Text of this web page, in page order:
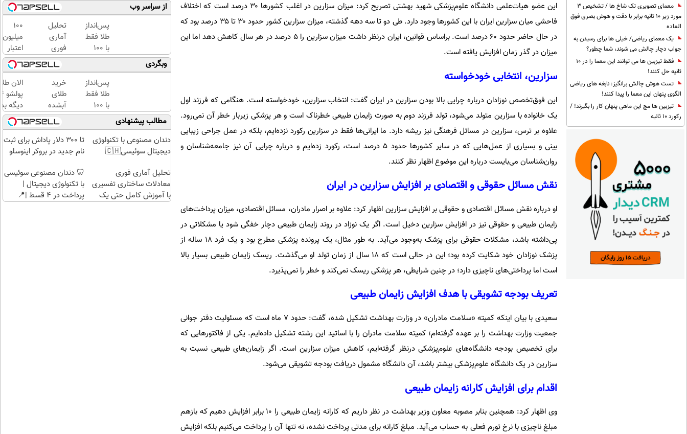
معمای تصویری تک شاخ ها / تشخیص 3
مورد زیر 10 ثانیه برابر با دقت و هوش بصری فوق
العاده
یک معمای ریاضی/ خیلی ها برای رسیدن به
جواب دچار چالش می شوند، شما چطور؟
فقط تیزبین ها می توانند این معما را در 10
ثانیه حل کنند!
تست هوش چالش برانگیز: نابغه های ریاضی
الگوی پنهان این معما را پیدا کنند!
تیزبین ها مچ این ماهی پنهان کار را بگیرند! /
رکورد 10 ثانیه
این عضو هیات‌علمی دانشگاه علوم‌پزشکی شهید بهشتی تصریح کرد: میزان سزارین در اغلب کشورها ۳۰ درصد است که اختلاف
فاحشی میان سزارین ایران با این کشورها وجود دارد. طی دو تا سه دهه گذشته، میزان سزارین کشور حدود ۳۰ تا ۳۵ درصد بود که
در حال حاضر حدود ۶۰ درصد است. براساس قوانین، ایران درنظر داشت میزان سزارین را ۵ درصد در هر سال کاهش دهد اما این
میزان در گذر زمان افزایش یافته است.
سزارین، انتخابی خودخواسته
این فوق‌تخصص نوزادان درباره چرایی بالا بودن سزارین در ایران گفت: انتخاب سزارین، خودخواسته است. هنگامی که فرزند اول
یک خانواده با سزارین متولد می‌شود، تولد فرزند دوم به صورت زایمان طبیعی خطرناک است و هر پزشکی زیربار خطر آن نمی‌رود.
علاوه بر ترس، سزارین در مسائل فرهنگی نیز ریشه‌ دارد. ما ایرانی‌ها فقط در سزارین رکورد نزده‌ایم، بلکه در عمل جراحی زیبایی
بینی و بسیاری از عمل‌هایی که در سایر کشورها حدود ۵ درصد است، رکورد زده‌ایم و درباره چرایی آن نیز جامعه‌شناسان و
روان‌شناسان می‌بایست درباره این موضوع اظهار نظر کنند.
نقش مسائل حقوقی و اقتصادی بر افزایش سزارین در ایران
او درباره نقش مسائل اقتصادی و حقوقی بر افزایش سزارین اظهار کرد: علاوه بر اصرار مادران، مسائل اقتصادی، میزان پرداخت‌های
زایمان طبیعی و حقوقی نیز در افزایش سزارین دخیل است. اگر یک نوزاد در روند زایمان طبیعی دچار خفگی شود یا مشکلاتی در
پی‌داشته باشد، مشکلات حقوقی برای پزشک به‌وجود می‌آید. به طور مثال، یک پرونده پزشکی مطرح بود و یک فرد ۱۸ ساله از
پزشک نوزادان خود شکایت کرده بود؛ این در حالی است که ۱۸ سال از زمان تولد او می‌گذشت. ریسک زایمان طبیعی بسیار بالا
است اما پرداختی‌های ناچیزی دارد؛ در چنین شرایطی، هر پزشکی ریسک نمی‌کند و خطر را نمی‌پذیرد.
تعریف بودجه تشویقی با هدف افزایش زایمان طبیعی
سعیدی با بیان اینکه کمیته «سلامت مادران» در وزارت بهداشت تشکیل شده، گفت: حدود ۷ ماه است که مسئولیت دفتر جوانی
جمعیت وزارت بهداشت را بر عهده گرفته‌ام؛ کمیته سلامت مادران را با اساتید این رشته تشکیل داده‌ایم. یکی از فاکتورهایی که
برای تخصیص بودجه دانشگاه‌های علوم‌پزشکی درنظر گرفته‌ایم، کاهش میزان سزارین است. اگر زایمان‌های طبیعی نسبت به
سزارین در یک دانشگاه علوم‌پزشکی بیشتر باشد، آن دانشگاه مشمول دریافت بودجه تشویقی می‌شود.
اقدام برای افزایش کارانه زایمان طبیعی
وی اظهار کرد: همچنین بنابر مصوبه معاون وزیر بهداشت در نظر داریم که کارانه زایمان طبیعی را ۱۰ برابر افزایش دهیم که بازهم
مبلغ ناچیزی با نرخ تورم فعلی به حساب می‌آید. مبلغ کارانه برای مدتی پرداخت نشده، نه تنها آن را پرداخت می‌کنیم بلکه افزایش
از سراسر وب
پس‌انداز
طلا فقط
با ۱۰۰
هزارتومان
(امن و
راحت)
تحلیل
آماری
فوری
معادلات
ساختاری
تفسیری
با
آموزش
کامل
حتی یک
روزه !!
100
میلیون
اعتبار
خرید
طلای
آب
شده
بگیر
وبگردی
پس‌انداز
طلا فقط
با ۱۰۰
هزارتومان
(امن و
راحت)
خرید
طلای
آبشده
حتی با
۱۰۰هزارتومان
الان
دیگه
طلا با
بی‌بهره
مطالب پیشنهادی
دندان مصنوعی با تکنولوژی
دیجیتال سوئیسی🇨🇭
تا ۳۰۰ دلار پاداش برای ثبت
نام جدید در بروکر اینوسلو
تحلیل آماری فوری
معادلات ساختاری تفسیری
با آموزش کامل حتی یک
🦷 دندان مصنوعی سوئیسی
با تکنولوژی دیجیتال |
پرداخت در 4 قسط |📍